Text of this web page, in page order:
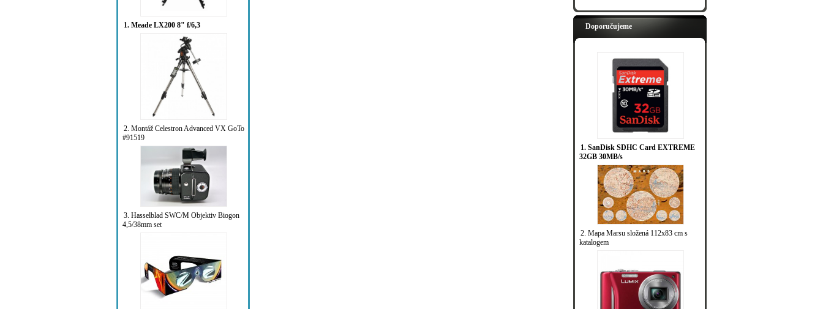
1. Meade LX200 8" f/6,3
2. Montáž Celestron Advanced VX GoTo
#91519
3. Hasselblad SWC/M Objektiv Biogon
4,5/38mm set
Doporučujeme
1. SanDisk SDHC Card EXTREME
32GB 30MB/s
2. Mapa Marsu složená 112x83 cm s
katalogem